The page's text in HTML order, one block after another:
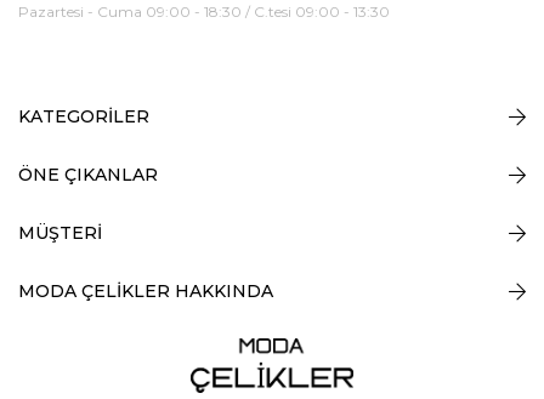
Pazartesi - Cuma 09:00 - 18:30 / C.tesi 09:00 - 13:30
KATEGORİLER
ÖNE ÇIKANLAR
MÜŞTERİ
MODA ÇELİKLER HAKKINDA